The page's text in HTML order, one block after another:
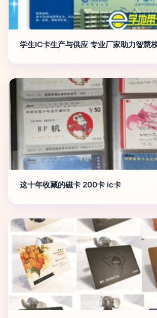
学生IC卡生产与供应 专业厂家助力智慧
这十年收藏的磁卡 200卡 ic卡